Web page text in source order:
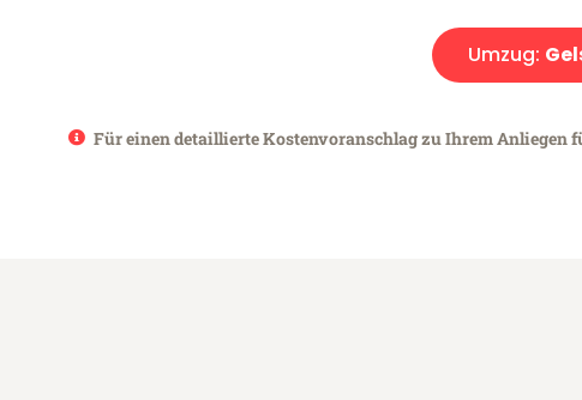
Umzug:
Für einen detaillierte Kostenvoranschlag zu Ihrem Anliegen